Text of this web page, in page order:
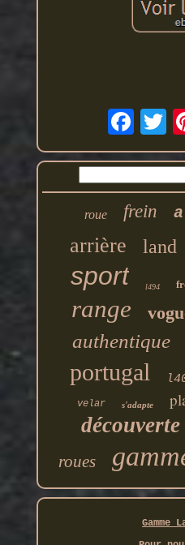
roue frein
arrière land
sport l494
range
authentique
portugal
velar s'adapte
découverte
roues
Gamme